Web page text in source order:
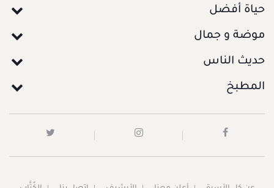
حياة أفضل
موضة و جمال
حديث الناس
المطبخ